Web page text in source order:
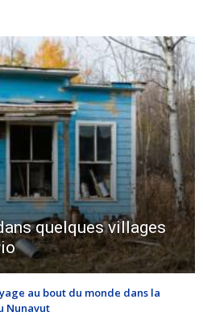
quelques villages
au bout du monde dans la
Nunavut